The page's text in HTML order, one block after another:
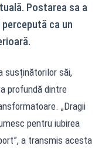
Postarea sa a
ca un
susținătorilor săi,
profundă dintre
„Dragii
pentru iubirea
a transmis acesta